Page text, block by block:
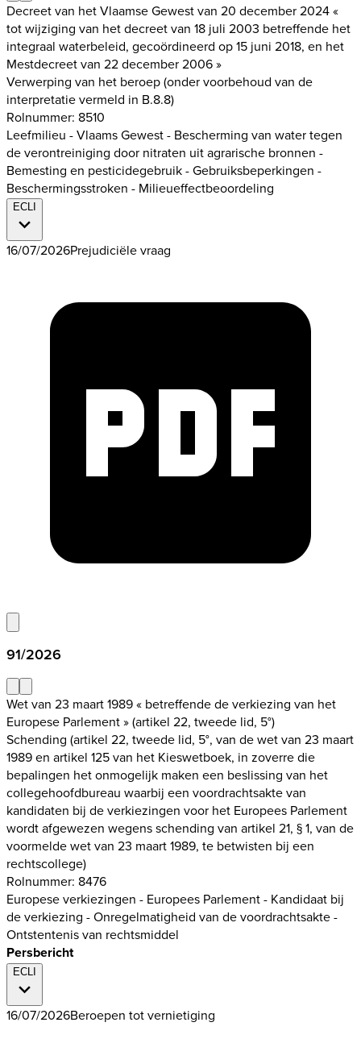
Decreet van het Vlaamse Gewest van 20 december 2024 «
tot wijziging van het decreet van 18 juli 2003 betreffende het
integraal waterbeleid, gecoördineerd op 15 juni 2018, en het
Mestdecreet van 22 december 2006 »
Verwerping van het beroep (onder voorbehoud van de
interpretatie vermeld in B.8.8)
Rolnummer: 8510
Leefmilieu - Vlaams Gewest - Bescherming van water tegen
de verontreiniging door nitraten uit agrarische bronnen -
Bemesting en pesticidegebruik - Gebruiksbeperkingen -
Beschermingsstroken - Milieueffectbeoordeling
ECLI
16/07/2026Prejudiciële vraag
91/2026
Wet van 23 maart 1989 « betreffende de verkiezing van het
Europese Parlement » (artikel 22, tweede lid, 5°)
Schending (artikel 22, tweede lid, 5°, van de wet van 23 maart
1989 en artikel 125 van het Kieswetboek, in zoverre die
bepalingen het onmogelijk maken een beslissing van het
collegehoofdbureau waarbij een voordrachtsakte van
kandidaten bij de verkiezingen voor het Europees Parlement
wordt afgewezen wegens schending van artikel 21, § 1, van de
voormelde wet van 23 maart 1989, te betwisten bij een
rechtscollege)
Rolnummer: 8476
Europese verkiezingen - Europees Parlement - Kandidaat bij
de verkiezing - Onregelmatigheid van de voordrachtsakte -
Ontstentenis van rechtsmiddel
Persbericht
ECLI
16/07/2026Beroepen tot vernietiging